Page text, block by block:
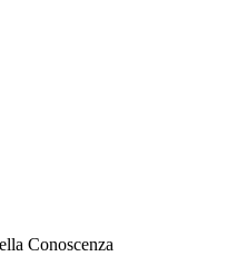
Conoscenza